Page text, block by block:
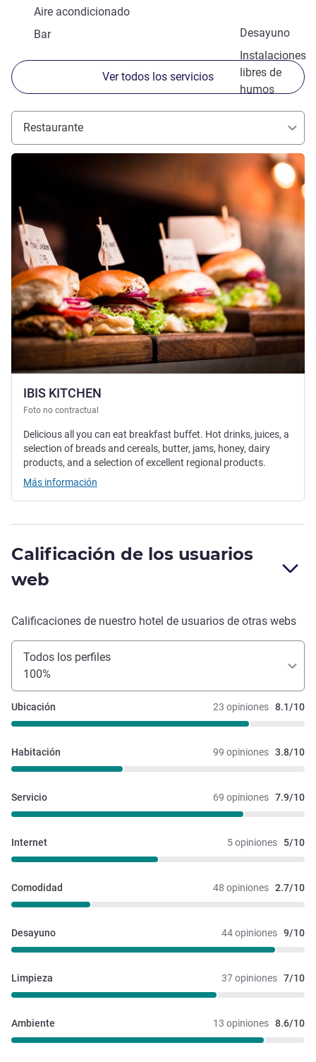
Aire acondicionado
Desayuno
Bar
Instalaciones
libres de
humos
Ver todos los servicios
Restaurante
IBIS KITCHEN
Foto no contractual
Más información
Delicious all you can eat breakfast buffet. Hot drinks, juices, a
selection of breads and cereals, butter, jams, honey, dairy
products, and a selection of excellent regional products.
Más información
Calificación de los usuarios
web
Calificaciones de nuestro hotel de usuarios de otras webs
Todos los perfiles
100%
23 opiniones 8.1/10
Ubicación
99 opiniones 3.8/10
Habitación
69 opiniones 7.9/10
Servicio
5 opiniones 5/10
Internet
48 opiniones 2.7/10
Comodidad
44 opiniones 9/10
Desayuno
37 opiniones 7/10
Limpieza
13 opiniones 8.6/10
Ambiente